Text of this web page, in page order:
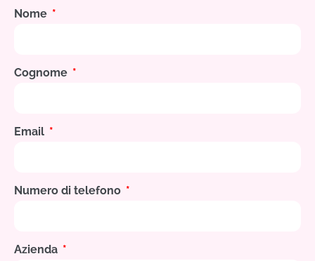
Nome
Cognome
Email
Numero di telefono
Azienda